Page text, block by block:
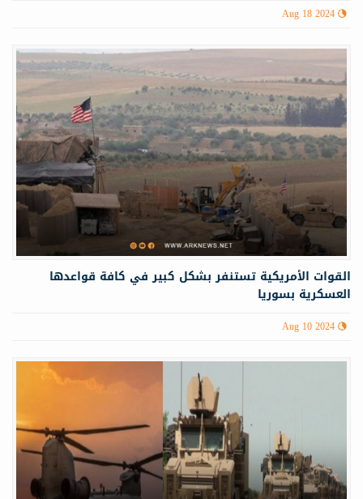
Aug 18 2024
القوات الأمريكية تستنفر بشكل كبير في كافة قواعدها
العسكرية بسوريا
Aug 10 2024